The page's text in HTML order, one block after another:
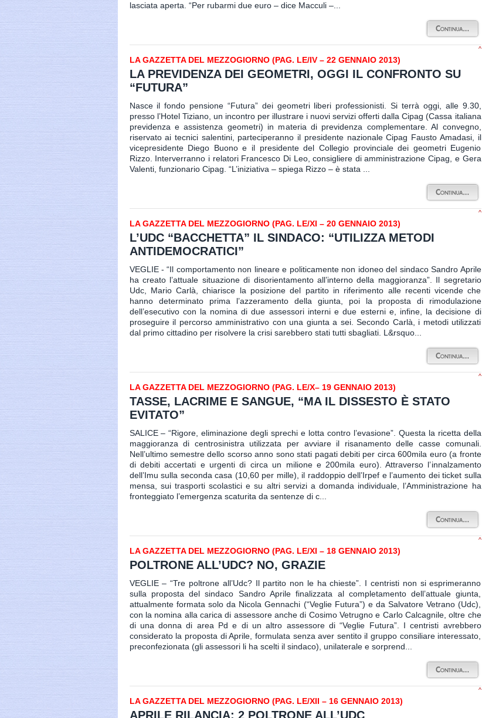
lasciata aperta. “Per rubarmi due euro – dice Macculi –...
^
LA GAZZETTA DEL MEZZOGIORNO (PAG. LE/IV – 22 GENNAIO 2013)
LA PREVIDENZA DEI GEOMETRI, OGGI IL CONFRONTO SU
“FUTURA”
Nasce il fondo pensione “Futura” dei geometri liberi professionisti. Si terrà oggi, alle 9.30,
presso l’Hotel Tiziano, un incontro per illustrare i nuovi servizi offerti dalla Cipag (Cassa italiana
previdenza e assistenza geometri) in materia di previdenza complementare. Al convegno,
riservato ai tecnici salentini, parteciperanno il presidente nazionale Cipag Fausto Amadasi, il
vicepresidente Diego Buono e il presidente del Collegio provinciale dei geometri Eugenio
Rizzo. Interverranno i relatori Francesco Di Leo, consigliere di amministrazione Cipag, e Gera
Valenti, funzionario Cipag. “L’iniziativa – spiega Rizzo – è stata ...
^
LA GAZZETTA DEL MEZZOGIORNO (PAG. LE/XI – 20 GENNAIO 2013)
L’UDC “BACCHETTA” IL SINDACO: “UTILIZZA METODI
ANTIDEMOCRATICI”
VEGLIE - “Il comportamento non lineare e politicamente non idoneo del sindaco Sandro Aprile
ha creato l’attuale situazione di disorientamento all’interno della maggioranza”. Il segretario
Udc, Mario Carlà, chiarisce la posizione del partito in riferimento alle recenti vicende che
hanno determinato prima l’azzeramento della giunta, poi la proposta di rimodulazione
dell’esecutivo con la nomina di due assessori interni e due esterni e, infine, la decisione di
proseguire il percorso amministrativo con una giunta a sei. Secondo Carlà, i metodi utilizzati
dal primo cittadino per risolvere la crisi sarebbero stati tutti sbagliati. L&rsquo...
^
LA GAZZETTA DEL MEZZOGIORNO (PAG. LE/X– 19 GENNAIO 2013)
TASSE, LACRIME E SANGUE, “MA IL DISSESTO È STATO
EVITATO”
SALICE – “Rigore, eliminazione degli sprechi e lotta contro l’evasione”. Questa la ricetta della
maggioranza di centrosinistra utilizzata per avviare il risanamento delle casse comunali.
Nell’ultimo semestre dello scorso anno sono stati pagati debiti per circa 600mila euro (a fronte
di debiti accertati e urgenti di circa un milione e 200mila euro). Attraverso l’innalzamento
dell’Imu sulla seconda casa (10,60 per mille), il raddoppio dell’Irpef e l’aumento dei ticket sulla
mensa, sui trasporti scolastici e su altri servizi a domanda individuale, l’Amministrazione ha
fronteggiato l’emergenza scaturita da sentenze di c...
^
LA GAZZETTA DEL MEZZOGIORNO (PAG. LE/XI – 18 GENNAIO 2013)
POLTRONE ALL’UDC? NO, GRAZIE
VEGLIE – “Tre poltrone all’Udc? Il partito non le ha chieste”. I centristi non si esprimeranno
sulla proposta del sindaco Sandro Aprile finalizzata al completamento dell’attuale giunta,
attualmente formata solo da Nicola Gennachi (“Veglie Futura”) e da Salvatore Vetrano (Udc),
con la nomina alla carica di assessore anche di Cosimo Vetrugno e Carlo Calcagnile, oltre che
di una donna di area Pd e di un altro assessore di “Veglie Futura”. I centristi avrebbero
considerato la proposta di Aprile, formulata senza aver sentito il gruppo consiliare interessato,
preconfezionata (gli assessori li ha scelti il sindaco), unilaterale e sorprend...
^
LA GAZZETTA DEL MEZZOGIORNO (PAG. LE/XII – 16 GENNAIO 2013)
APRILE RILANCIA: 2 POLTRONE ALL’UDC